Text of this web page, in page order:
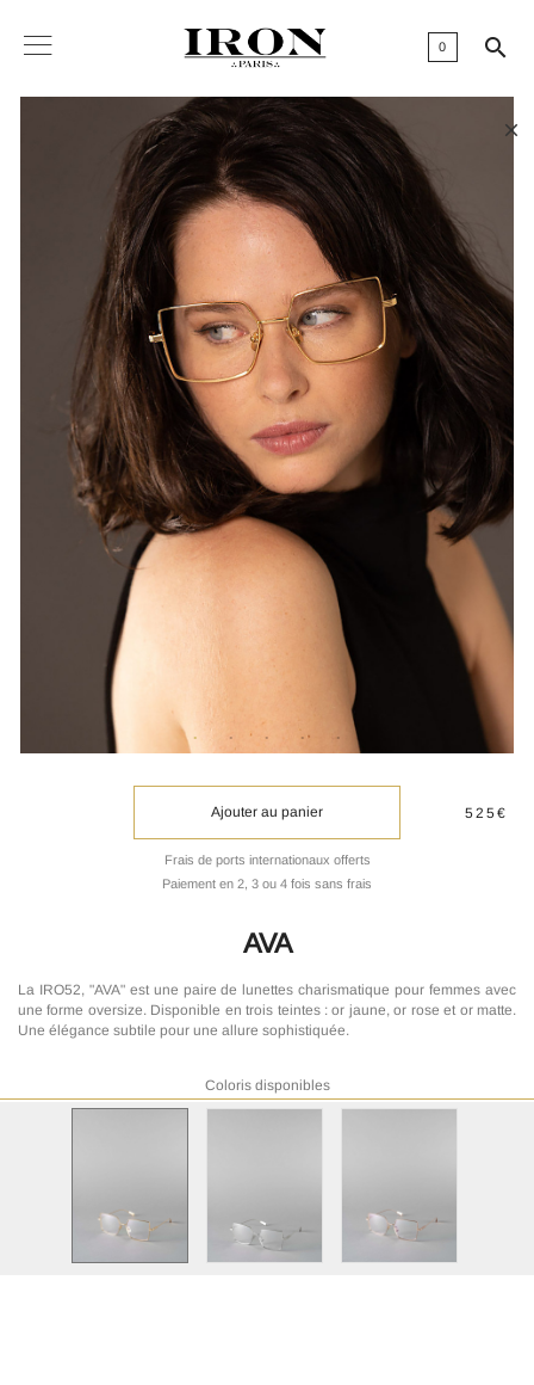
0 

Ajouter au panier
Frais de ports internationaux offerts
Paiement en 2, 3 ou 4 fois sans frais
525€
AVA
La IRO52, "AVA" est une paire de lunettes charismatique pour femmes avec
une forme oversize. Disponible en trois teintes : or jaune, or rose et or matte.
Une élégance subtile pour une allure sophistiquée.
Coloris disponibles